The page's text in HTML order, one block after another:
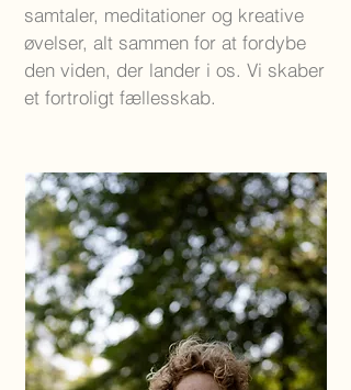
samtaler, meditationer og kreative
øvelser, alt sammen for at fordybe
den viden, der lander i os. Vi skaber
et fortroligt fællesskab.